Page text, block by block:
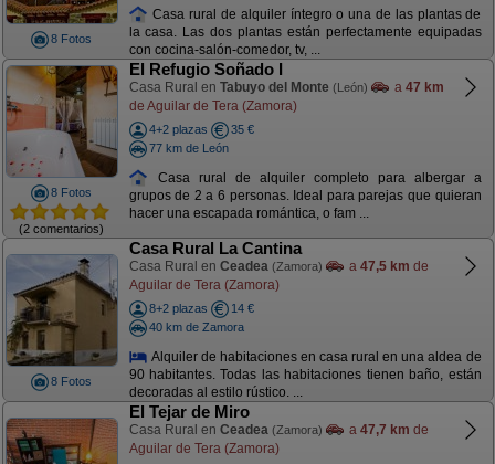
8 Fotos
Casa rural de alquiler íntegro o una de las plantas de
la casa. Las dos plantas están perfectamente equipadas
con cocina-salón-comedor, tv, ...
8 Fotos
(2 comentarios)
El Refugio Soñado I
Casa Rural en Tabuyo del Monte (León) a 47 km
de Aguilar de Tera (Zamora)
4+2 plazas
35 €
77 km de León
Casa rural de alquiler completo para albergar a
grupos de 2 a 6 personas. Ideal para parejas que quieran
hacer una escapada romántica, o fam ...
8 Fotos
Casa Rural La Cantina
Casa Rural en Ceadea (Zamora) a 47,5 km de
Aguilar de Tera (Zamora)
8+2 plazas
14 €
40 km de Zamora
Alquiler de habitaciones en casa rural en una aldea de
90 habitantes. Todas las habitaciones tienen baño, están
decoradas al estilo rústico. ...
El Tejar de Miro
Casa Rural en Ceadea (Zamora) a 47,7 km de
Aguilar de Tera (Zamora)